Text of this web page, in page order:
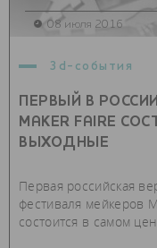
3d-события
ПЕРВЫЙ В РОССИИ
MAKER FAIRE
ВЫХОДНЫЕ
Первая российская
фестиваля мейкеров
состоится в самом
08 июля 2016